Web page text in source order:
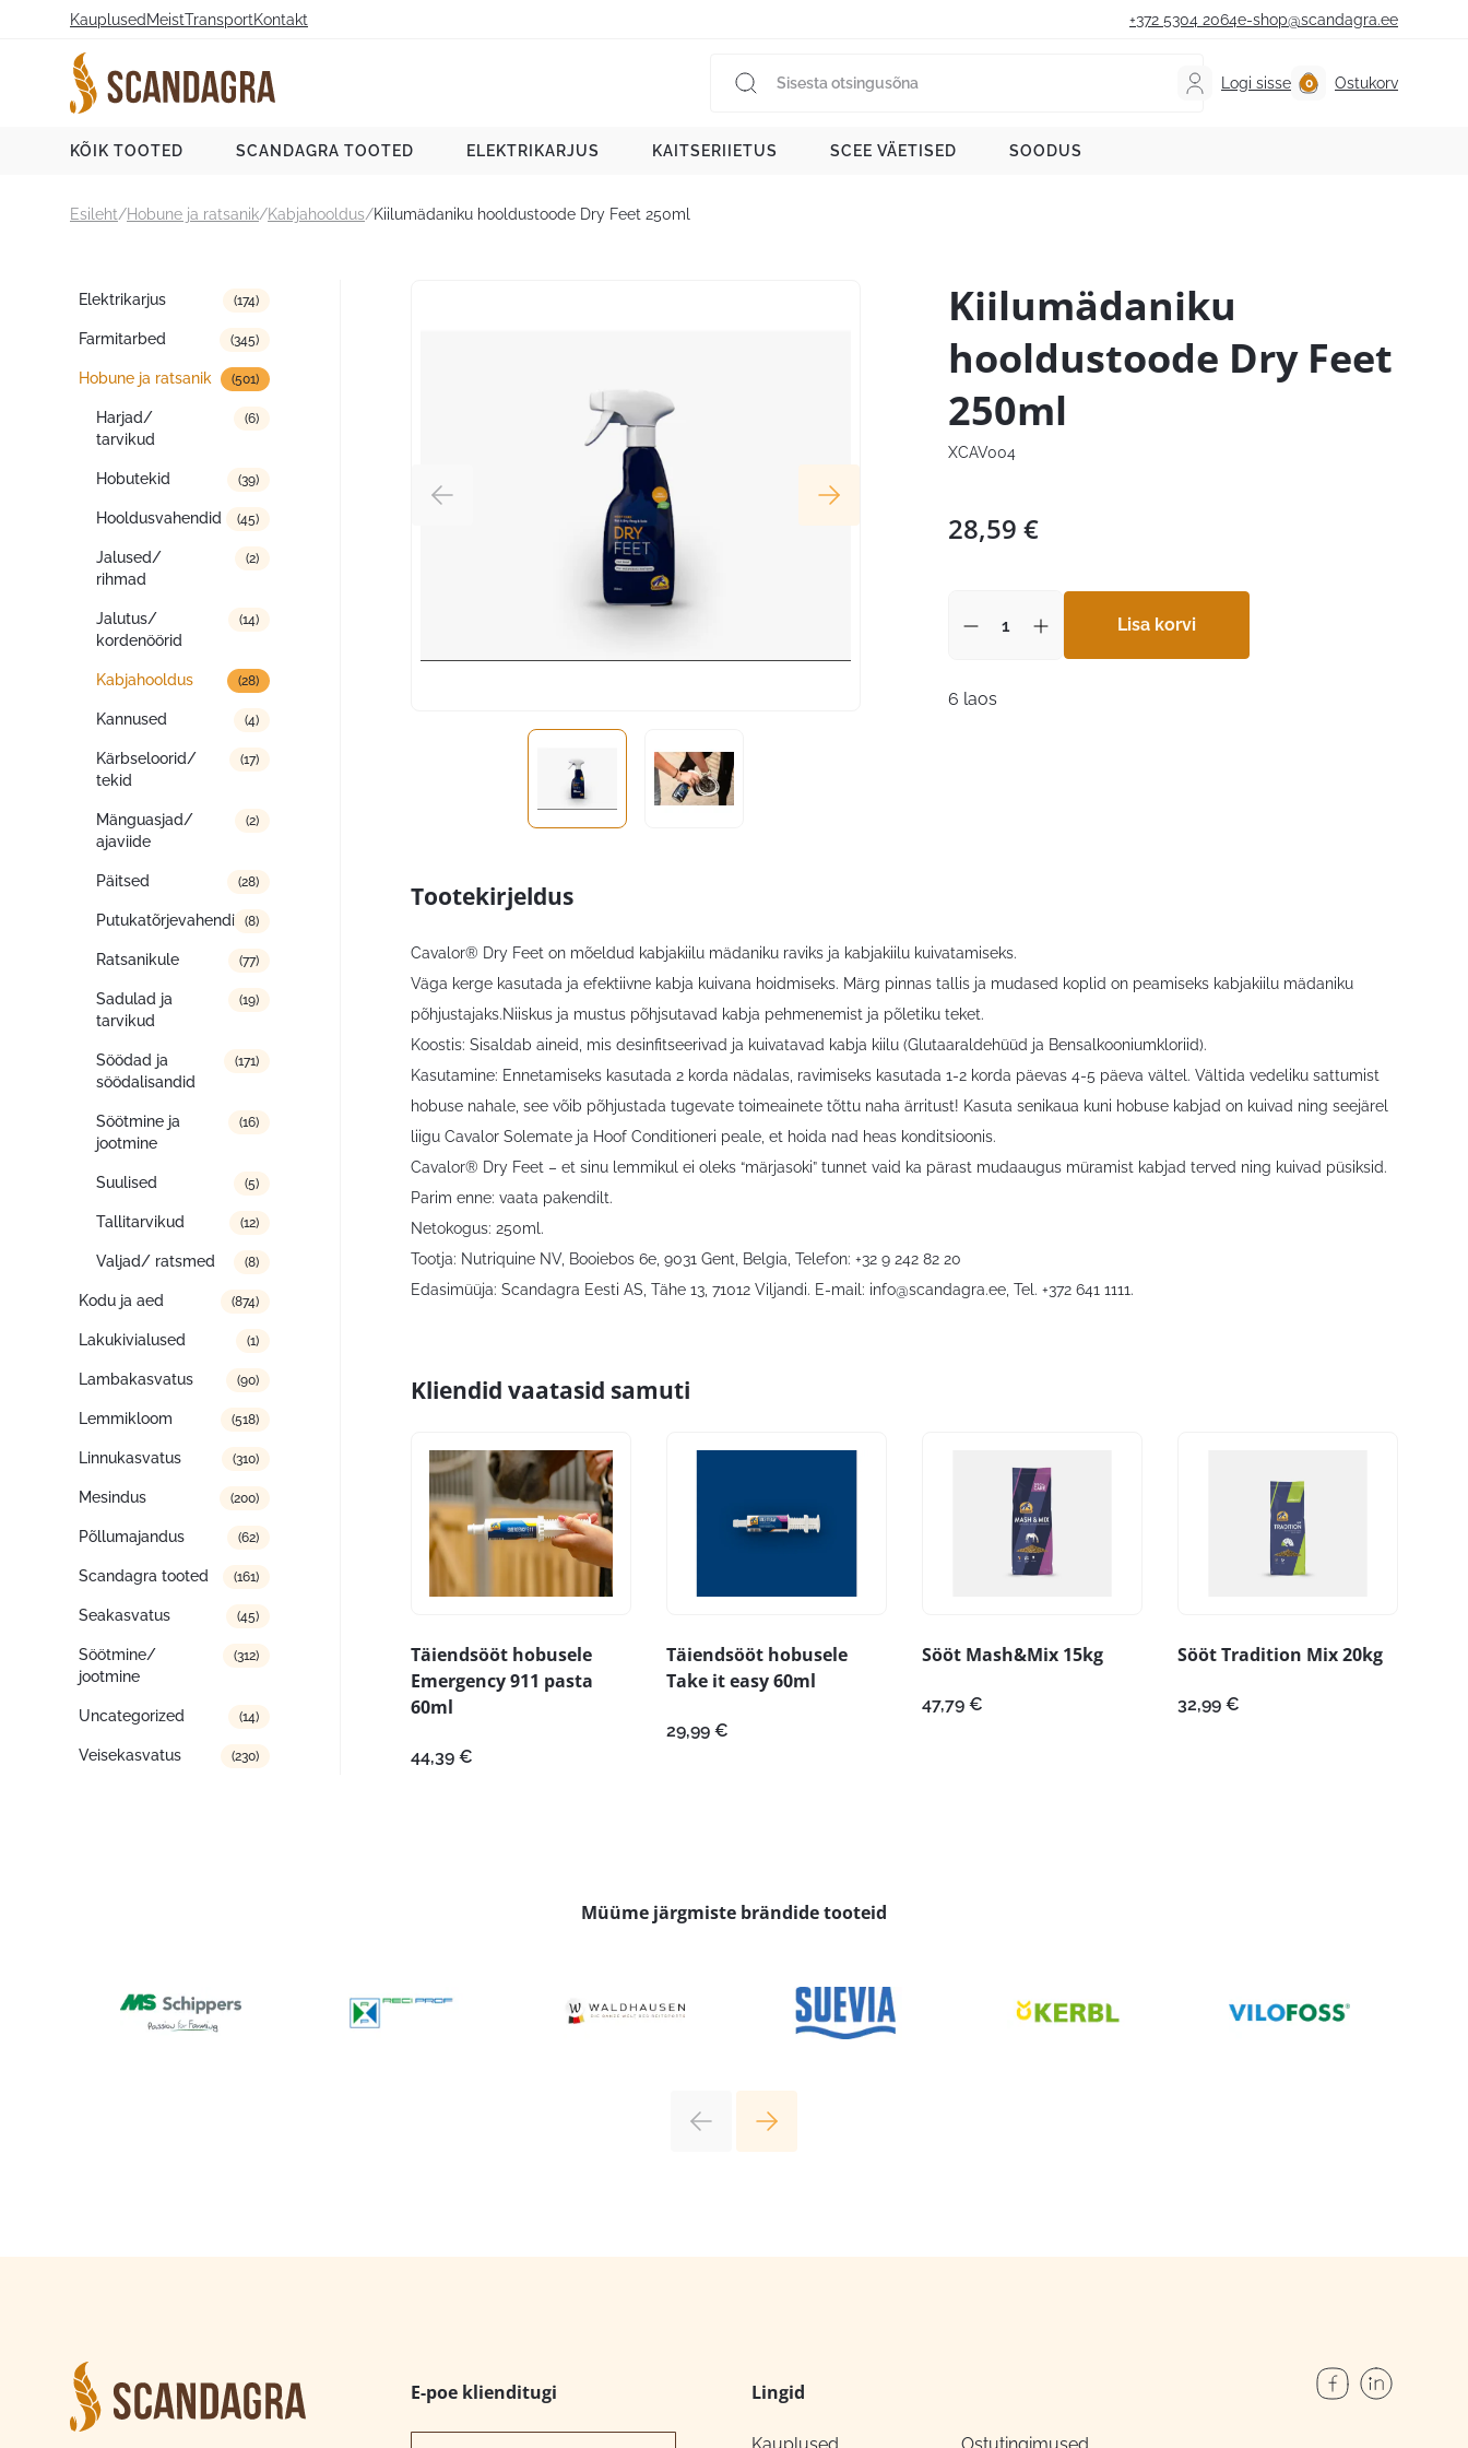
Kauplused MeistTransportKontakt +372 5304 2064e-shop@scandagra.ee
Logi sisse Ostukorv
KÕIK TOOTED SCANDAGRA TOOTED ELEKTRIKARJUS KAITSERIIETUS SCEE VÄETISED SOODUS
Esileht/Hobune ja ratsanik/Kabjahooldus/Kiilumädaniku hooldustoode Dry Feet 250ml
Tootekategooriad
Elektrikarjus (174)
Farmitarbed (345)
Hobune ja ratsanik (501)
Harjad/
tarvikud
(6)
Hobutekid (39)
Hooldusvahendid (45)
Jalused/
rihmad
(2)
Jalutus/
kordenöörid
(14)
Kabjahooldus (28)
Kannused (4)
Kärbseloorid/
tekid
(17)
Mänguasjad/
ajaviide
(2)
Päitsed (28)
Putukatõrjevahendid (8)
Ratsanikule (77)
Sadulad ja
tarvikud
(19)
Söödad ja
söödalisandid
(171)
Söötmine ja
jootmine
(16)
Suulised (5)
Tallitarvikud (12)
Valjad/ ratsmed (8)
Kodu ja aed (874)
Lakukivialused (1)
Lambakasvatus (90)
Lemmikloom (518)
Linnukasvatus (310)
Mesindus (200)
Põllumajandus (62)
Scandagra tooted (161)
Seakasvatus (45)
Söötmine/
jootmine
(312)
Uncategorized (14)
Veisekasvatus (230)
Kiilumädaniku
hooldustoode Dry Feet
250ml
XCAV004
28,59 €
Lisa korvi
6 laos
Tootekirjeldus
Cavalor® Dry Feet on mõeldud kabjakiilu mädaniku raviks ja kabjakiilu kuivatamiseks.
Väga kerge kasutada ja efektiivne kabja kuivana hoidmiseks. Märg pinnas tallis ja mudased koplid on peamiseks kabjakiilu mädaniku
põhjustajaks.Niiskus ja mustus põhjsutavad kabja pehmenemist ja põletiku teket.
Koostis: Sisaldab aineid, mis desinfitseerivad ja kuivatavad kabja kiilu (Glutaaraldehüüd ja Bensalkooniumkloriid).
Kasutamine: Ennetamiseks kasutada 2 korda nädalas, ravimiseks kasutada 1-2 korda päevas 4-5 päeva vältel. Vältida vedeliku sattumist
hobuse nahale, see võib põhjustada tugevate toimeainete tõttu naha ärritust! Kasuta senikaua kuni hobuse kabjad on kuivad ning seejärel
liigu Cavalor Solemate ja Hoof Conditioneri peale, et hoida nad heas konditsioonis.
Cavalor® Dry Feet – et sinu lemmikul ei oleks “märjasoki” tunnet vaid ka pärast mudaaugus müramist kabjad terved ning kuivad püsiksid.
Parim enne: vaata pakendilt.
Netokogus: 250ml.
Tootja: Nutriquine NV, Booiebos 6e, 9031 Gent, Belgia, Telefon: +32 9 242 82 20
Edasimüüja: Scandagra Eesti AS, Tähe 13, 71012 Viljandi. E-mail: info@scandagra.ee , Tel. +372 641 1111.
Kliendid vaatasid samuti
Täiendsööt hobusele
Emergency 911 pasta
60ml
44,39 €
Täiendsööt hobusele
Take it easy 60ml
29,99 €
Sööt Mash&Mix 15kg
47,79 €
Sööt Tradition Mix 20kg
32,99 €
Müüme järgmiste brändide tooteid
E-poe klienditugi Lingid